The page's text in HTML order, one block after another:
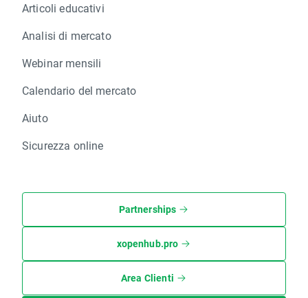
Articoli educativi
Analisi di mercato
Webinar mensili
Calendario del mercato
Aiuto
Sicurezza online
Partnerships
xopenhub.pro
Area Clienti